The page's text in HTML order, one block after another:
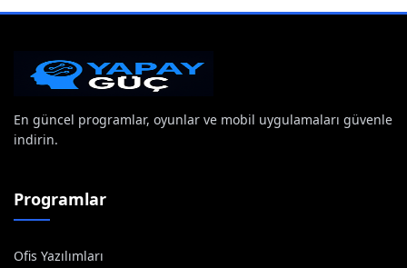
En güncel programlar, oyunlar ve mobil uygulamaları güvenle
indirin.
Programlar
Ofis Yazılımları